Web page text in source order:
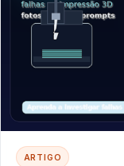
ARTIGO